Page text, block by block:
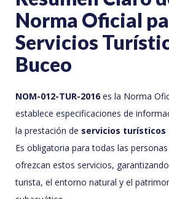
Norma Oficial
Servicios
Buceo
NOM-012-TUR-2016 es la Norma
establece especificaciones de
la prestación de servicios turísticos
Es obligatoria para todas las
ofrezcan estos servicios,
turista, el entorno natural y el